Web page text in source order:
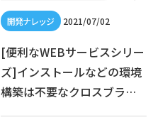
2021/07/02
[便利なWEBサービスシリー
ズ]インストールなどの環境
構築は不要なクロスブラウ
ザテストサービス